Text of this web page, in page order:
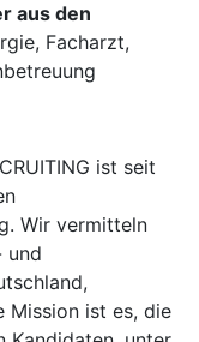
aus den
Facharzt,
ist seit
Wir vermitteln
und
Mission ist es, die